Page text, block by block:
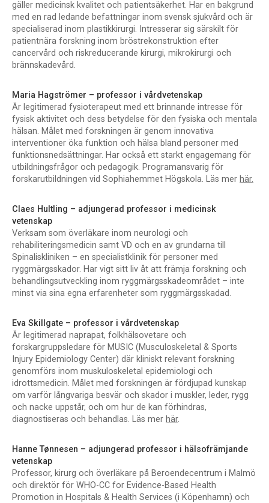
gäller medicinsk kvalitet och patientsäkerhet. Har en bakgrund
med en rad ledande befattningar inom svensk sjukvård och är
specialiserad inom plastikkirurgi. Intresserar sig särskilt för
patientnära forskning inom bröstrekonstruktion efter
cancervård och riskreducerande kirurgi, mikrokirurgi och
brännskadevård.
Maria Hagströmer – professor i vårdvetenskap
Är legitimerad fysioterapeut med ett brinnande intresse för
fysisk aktivitet och dess betydelse för den fysiska och mentala
hälsan. Målet med forskningen är genom innovativa
interventioner öka funktion och hälsa bland personer med
funktionsnedsättningar. Har också ett starkt engagemang för
utbildningsfrågor och pedagogik. Programansvarig för
forskarutbildningen vid Sophiahemmet Högskola. Läs mer här.
Claes Hultling – adjungerad professor i medicinsk
vetenskap
Verksam som överläkare inom neurologi och
rehabiliteringsmedicin samt VD och en av grundarna till
Spinaliskliniken – en specialistklinik för personer med
ryggmärgsskador. Har vigt sitt liv åt att främja forskning och
behandlingsutveckling inom ryggmärgsskadeområdet – inte
minst via sina egna erfarenheter som ryggmärgsskadad.
Eva Skillgate – professor i vårdvetenskap
Är legitimerad naprapat, folkhälsovetare och
forskargruppsledare för MUSIC (Musculoskeletal & Sports
Injury Epidemiology Center) där kliniskt relevant forskning
genomförs inom muskuloskeletal epidemiologi och
idrottsmedicin. Målet med forskningen är fördjupad kunskap
om varför långvariga besvär och skador i muskler, leder, rygg
och nacke uppstår, och om hur de kan förhindras,
diagnostiseras och behandlas. Läs mer här.
Hanne Tønnesen – adjungerad professor i hälsofrämjande
vetenskap
Professor, kirurg och överläkare på Beroendecentrum i Malmö
och direktör för WHO-CC for Evidence-Based Health
Promotion in Hospitals & Health Services (i Köpenhamn) och